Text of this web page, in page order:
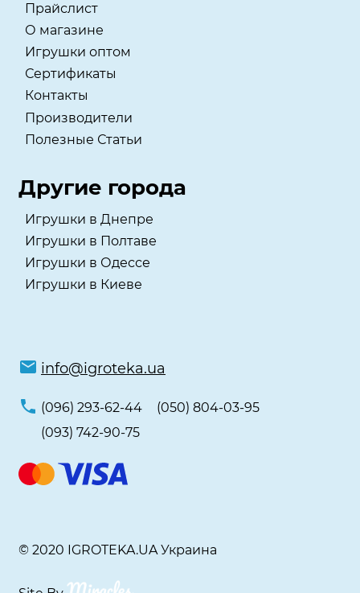
Прайслист
О магазине
Игрушки оптом
Сертификаты
Контакты
Производители
Полезные Статьи
Другие города
Игрушки в Днепре
Игрушки в Полтаве
Игрушки в Одессе
Игрушки в Киеве
info@igroteka.ua
(096) 293-62-44
(050) 804-03-95
(093) 742-90-75
© 2020 IGROTEKA.UA Украина